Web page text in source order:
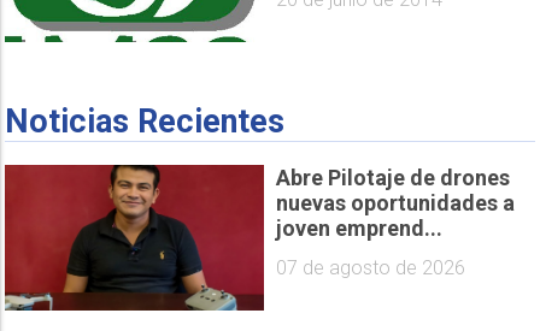
Noticias Recientes
Abre Pilotaje de drones
nuevas oportunidades a
joven emprend...
07 de agosto de 2026